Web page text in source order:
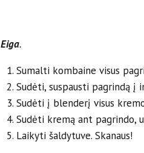
Eiga.
Sumalti kombaine visus
Sudėti, suspausti pagrindą į
Sudėti į blenderį visus
Sudėti kremą ant pagrindo,
Laikyti šaldytuve. Skanaus!